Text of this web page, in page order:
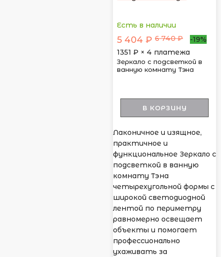
Есть в наличии
5 404 ₽ 6 740 ₽
-19%
1351 ₽ × 4 платежа
Зеркало с подсветкой в
ванную комнату Тэна
В КОРЗИНУ
Лаконичное и изящное,
практичное и
функциональное Зеркало с
подсветкой в ванную
комнату Тэна
четырехугольной формы с
широкой светодиодной
лентой по периметру
равномерно освещает
объекты и помогает
профессионально
ухаживать за